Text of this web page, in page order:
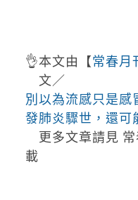
👌本文由【常春月
文／
別以為流感只是感
發肺炎驟世，還可
更多文章請見 常
載